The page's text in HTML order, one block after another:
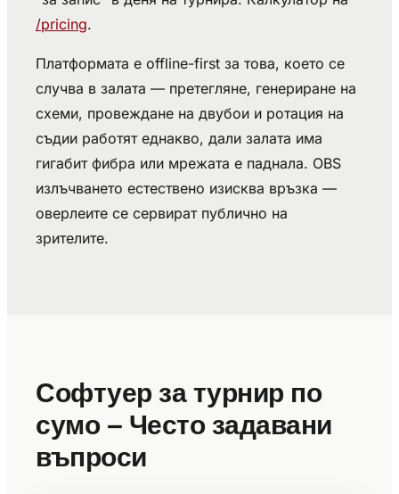
/pricing.
Платформата е offline-first за това, което се
случва в залата — претегляне, генериране на
схеми, провеждане на двубои и ротация на
съдии работят еднакво, дали залата има
гигабит фибра или мрежата е паднала. OBS
излъчването естествено изисква връзка —
оверлеите се сервират публично на
зрителите.
Софтуер за турнир по
сумо — Често задавани
въпроси